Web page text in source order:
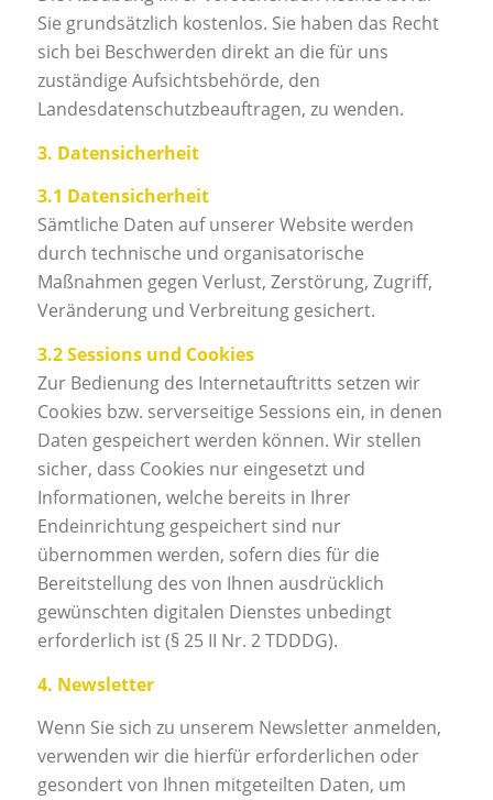
Sie grundsätzlich kostenlos. Sie haben das Recht
sich bei Beschwerden direkt an die für uns
zuständige Aufsichtsbehörde, den
Landesdatenschutzbeauftragen, zu wenden.
3. Datensicherheit
3.1 Datensicherheit
Sämtliche Daten auf unserer Website werden
durch technische und organisatorische
Maßnahmen gegen Verlust, Zerstörung, Zugriff,
Veränderung und Verbreitung gesichert.
3.2 Sessions und Cookies
Zur Bedienung des Internetauftritts setzen wir
Cookies bzw. serverseitige Sessions ein, in denen
Daten gespeichert werden können. Wir stellen
sicher, dass Cookies nur eingesetzt und
Informationen, welche bereits in Ihrer
Endeinrichtung gespeichert sind nur
übernommen werden, sofern dies für die
Bereitstellung des von Ihnen ausdrücklich
gewünschten digitalen Dienstes unbedingt
erforderlich ist (§ 25 II Nr. 2 TDDDG).
4. Newsletter
Wenn Sie sich zu unserem Newsletter anmelden,
verwenden wir die hierfür erforderlichen oder
gesondert von Ihnen mitgeteilten Daten, um